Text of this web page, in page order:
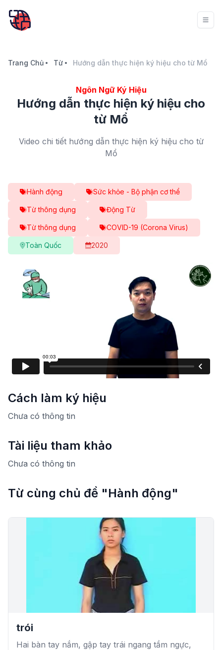
Trang Chủ Từ Hướng dẫn thực hiện ký hiệu cho từ Mổ
Ngôn Ngữ Ký Hiệu
Hướng dẫn thực hiện ký hiệu cho
từ Mổ
Video chi tiết hướng dẫn thực hiện ký hiệu cho từ
Mổ
Hành động Sức khỏe - Bộ phận cơ thể
Từ thông dụng Động Từ
Từ thông dụng COVID-19 (Corona Virus)
Toàn Quốc 2020
Cách làm ký hiệu
Chưa có thông tin
Tài liệu tham khảo
Chưa có thông tin
Từ cùng chủ đề "Hành động"
trói
Hai bàn tay nắm, gập tay trái ngang tầm ngực,